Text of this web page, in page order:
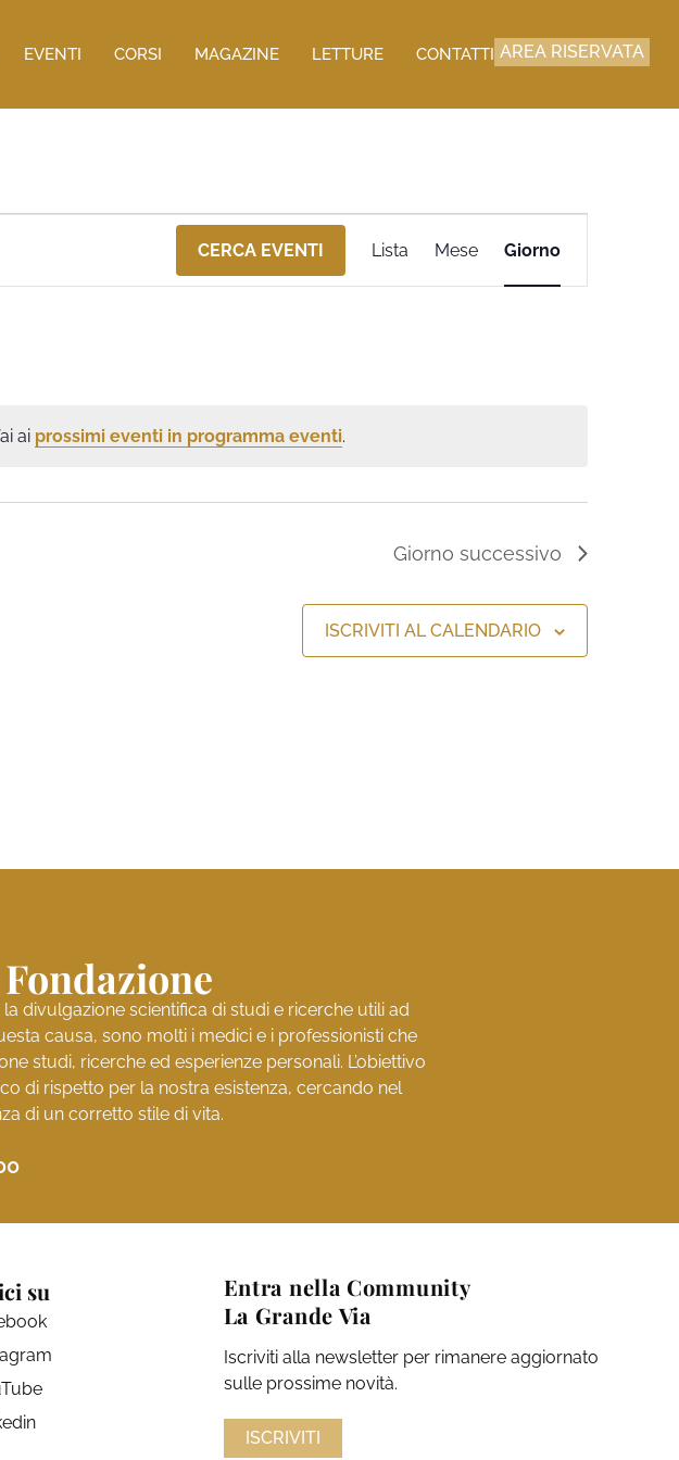
EVENTI CORSI MAGAZINE LETTURE CONTATTI AREA RISERVATA
ai prossimi eventi in programma eventi.
CERCA EVENTI
Viste
Lista Mese Giorno
Giorno successivo
ISCRIVITI AL CALENDARIO
divulgazione scientifica di studi e ricerche utili ad
causa, sono molti i medici e i professionisti che
studi, ricerche ed esperienze personali. L’obiettivo
di rispetto per la nostra esistenza, cercando nel
di un corretto stile di vita.
su
Entra nella Community
La Grande Via
Iscriviti alla newsletter per rimanere aggiornato
sulle prossime novità.
ISCRIVITI